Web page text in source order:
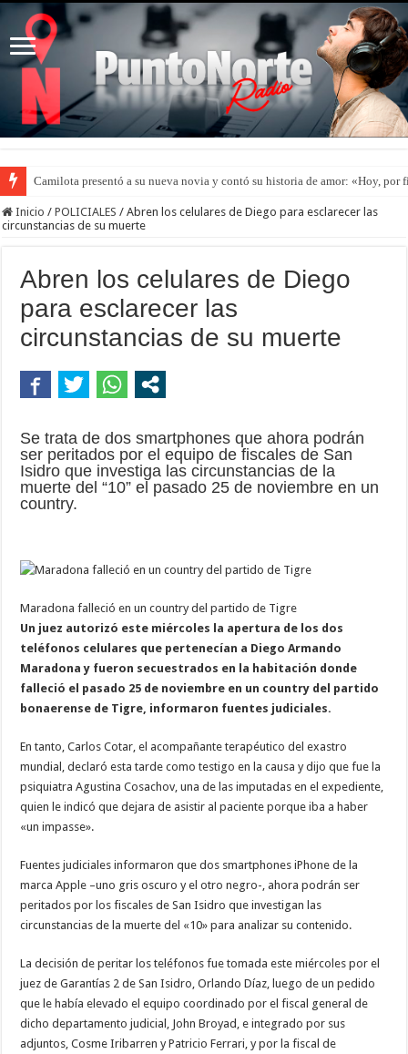
Camilota presentó a su nueva novia y contó su historia de amor: «Hoy, por
Inicio / POLICIALES / Abren los celulares de Diego para esclarecer las
circunstancias de su muerte
Abren los celulares de Diego
para esclarecer las
circunstancias de su muerte
Se trata de dos smartphones que ahora podrán
ser peritados por el equipo de fiscales de San
Isidro que investiga las circunstancias de la
muerte del “10” el pasado 25 de noviembre en un
country.
Maradona falleció en un country del partido de Tigre
Un juez autorizó este miércoles la apertura de los dos
teléfonos celulares que pertenecían a Diego Armando
Maradona y fueron secuestrados en la habitación donde
falleció el pasado 25 de noviembre en un country del partido
bonaerense de Tigre, informaron fuentes judiciales.
En tanto, Carlos Cotar, el acompañante terapéutico del exastro
mundial, declaró esta tarde como testigo en la causa y dijo que fue la
psiquiatra Agustina Cosachov, una de las imputadas en el expediente,
quien le indicó que dejara de asistir al paciente porque iba a haber
«un impasse».
Fuentes judiciales informaron que dos smartphones iPhone de la
marca Apple –uno gris oscuro y el otro negro-, ahora podrán ser
peritados por los fiscales de San Isidro que investigan las
circunstancias de la muerte del «10» para analizar su contenido.
La decisión de peritar los teléfonos fue tomada este miércoles por el
juez de Garantías 2 de San Isidro, Orlando Díaz, luego de un pedido
que le había elevado el equipo coordinado por el fiscal general de
dicho departamento judicial, John Broyad, e integrado por sus
adjuntos, Cosme Iribarren y Patricio Ferrari, y por la fiscal de